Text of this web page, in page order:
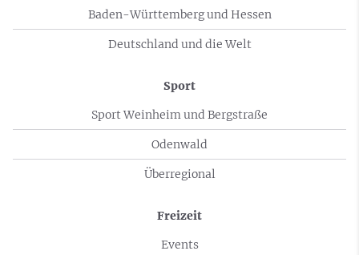
Baden-Württemberg und Hessen
Deutschland und die Welt
Sport
Sport Weinheim und Bergstraße
Odenwald
Überregional
Freizeit
Events